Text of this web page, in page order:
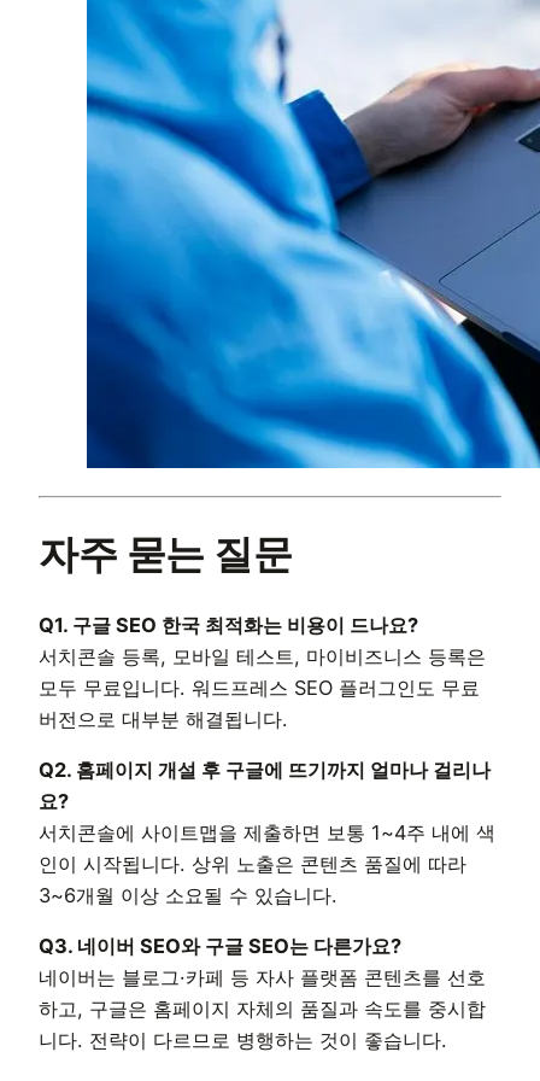
자주 묻는 질문
Q1. 구글 SEO 한국 최적화는 비용이 드나요?
서치콘솔 등록, 모바일 테스트, 마이비즈니스 등록은
모두 무료입니다. 워드프레스 SEO 플러그인도 무료
버전으로 대부분 해결됩니다.
Q2. 홈페이지 개설 후 구글에 뜨기까지 얼마나 걸리나
요?
서치콘솔에 사이트맵을 제출하면 보통 1~4주 내에 색
인이 시작됩니다. 상위 노출은 콘텐츠 품질에 따라
3~6개월 이상 소요될 수 있습니다.
Q3. 네이버 SEO와 구글 SEO는 다른가요?
네이버는 블로그·카페 등 자사 플랫폼 콘텐츠를 선호
하고, 구글은 홈페이지 자체의 품질과 속도를 중시합
니다. 전략이 다르므로 병행하는 것이 좋습니다.